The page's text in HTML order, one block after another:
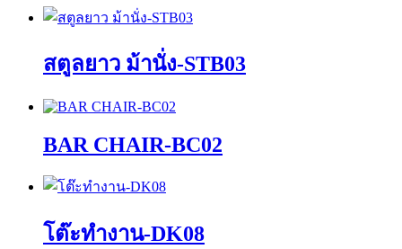
สตูลยาว ม้านั่ง-STB03
BAR CHAIR-BC02
โต๊ะทำงาน-DK08